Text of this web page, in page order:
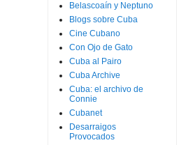
Belascoaín y Neptuno
Blogs sobre Cuba
Cine Cubano
Con Ojo de Gato
Cuba al Pairo
Cuba Archive
Cuba: el archivo de
Connie
Cubanet
Desarraigos
Provocados